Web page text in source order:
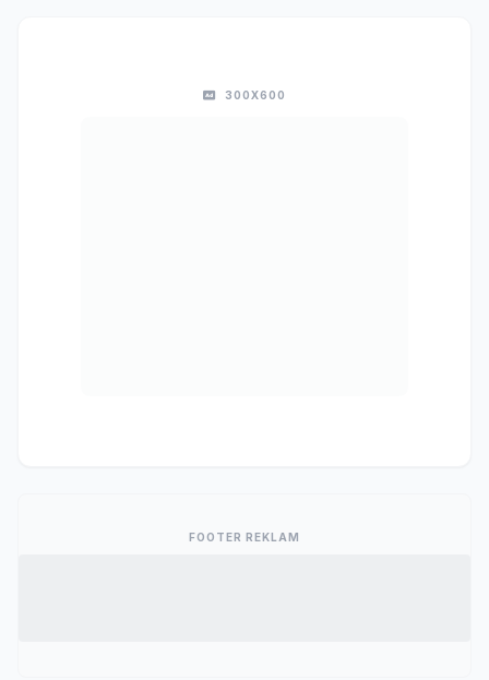
300X600
FOOTER REKLAM